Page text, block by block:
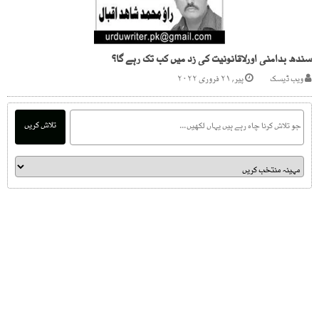
سندھ بدامنی اورلاقانونیت کی زد میں کب تک رہے گا؟
ویب ڈیسک پیر, ۲۱ فروری ۲۰۲۲
تلاش کریں